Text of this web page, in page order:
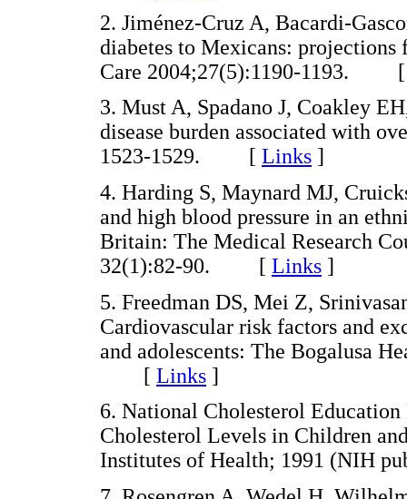
2. Jiménez-Cruz A, Bacardi-
diabetes to Mexicans:
Care 2004;27(5):1190-1193.
3. Must A, Spadano J, Coakley
disease burden associated with
1523-1529. [ Links ]
4. Harding S, Maynard MJ,
and high blood pressure in an
Britain: The Medical Research
32(1):82-90. [ Links ]
5. Freedman DS, Mei Z,
Cardiovascular risk factors and
and adolescents: The Bogalusa
[ Links ]
6. National Cholesterol
Cholesterol Levels in Children
Institutes of Health; 1991